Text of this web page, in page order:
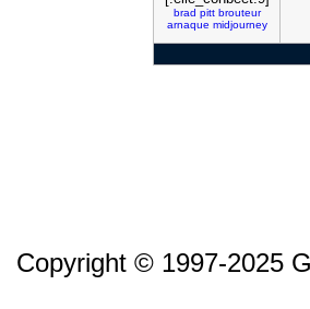
brad pitt brouteur
arnaque midjourney
Copyright © 1997-2025